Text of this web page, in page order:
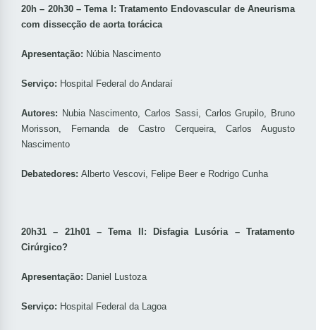
20h – 20h30 – Tema I: Tratamento Endovascular de Aneurisma
com dissecção de aorta torácica
Apresentação: Núbia Nascimento
Serviço: Hospital Federal do Andaraí
Autores: Nubia Nascimento, Carlos Sassi, Carlos Grupilo, Bruno
Morisson, Fernanda de Castro Cerqueira, Carlos Augusto
Nascimento
Debatedores: Alberto Vescovi, Felipe Beer e Rodrigo Cunha
20h31 – 21h01 – Tema II: Disfagia Lusória – Tratamento
Cirúrgico?
Apresentação: Daniel Lustoza
Serviço: Hospital Federal da Lagoa